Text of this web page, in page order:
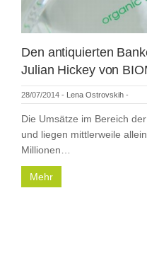
Den antiquierten
Julian Hickey von
28/07/2014 - Lena Ostrovskih -
Die Umsätze im Bereich
und liegen mittlerweile
Millionen…
Mehr